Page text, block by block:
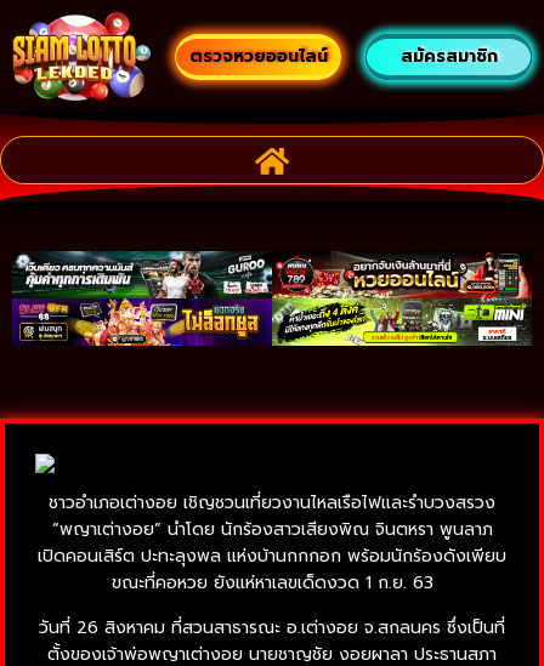
ตรวจหวยออนไลน์ สมัครสมาชิก
ชาวอำเภอเต่างอย เชิญชวนเที่ยวงานไหลเรือไฟและรำบวงสรวง
“พญาเต่างอย” นำโดย นักร้องสาวเสียงพิณ จินตหรา พูนลาภ
เปิดคอนเสิร์ต ปะทะลุงพล แห่งบ้านกกกอก พร้อมนักร้องดังเพียบ
ขณะที่คอหวย ยังแห่หาเลขเด็ดงวด 1 ก.ย. 63
วันที่ 26 สิงหาคม ที่สวนสาธารณะ อ.เต่างอย จ.สกลนคร ซึ่งเป็นที่
ตั้งของเจ้าพ่อพญาเต่างอย นายชาญชัย งอยผาลา ประธานสภา